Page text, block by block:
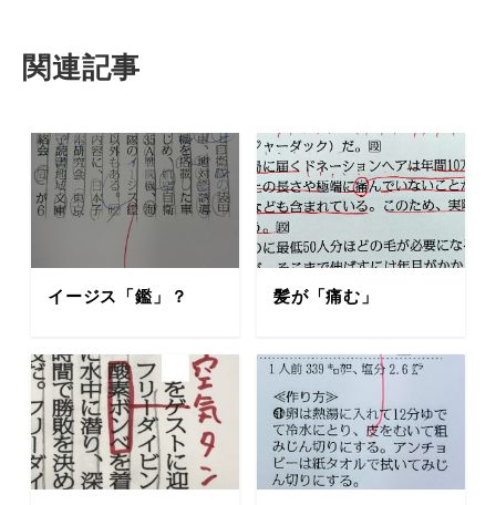
関連記事
イージス「鑑」？ 髪が「痛む」